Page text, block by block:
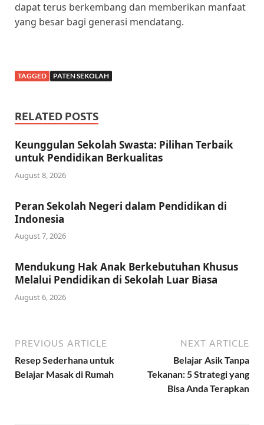
dapat terus berkembang dan memberikan manfaat
yang besar bagi generasi mendatang.
TAGGED PATEN SEKOLAH
RELATED POSTS
Keunggulan Sekolah Swasta: Pilihan Terbaik
untuk Pendidikan Berkualitas
August 8, 2026
Peran Sekolah Negeri dalam Pendidikan di
Indonesia
August 7, 2026
Mendukung Hak Anak Berkebutuhan Khusus
Melalui Pendidikan di Sekolah Luar Biasa
August 6, 2026
PREVIOUS ARTICLE
Resep Sederhana untuk
Belajar Masak di Rumah
NEXT ARTICLE
Belajar Asik Tanpa
Tekanan: 5 Strategi yang
Bisa Anda Terapkan